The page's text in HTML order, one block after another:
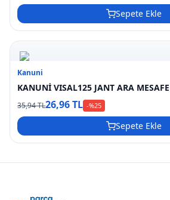
Sepete Ekle
Kanuni
KANUNİ VISAL125 JANT ARA
35,94 TL26,96 TL -%25
Sepete Ekle